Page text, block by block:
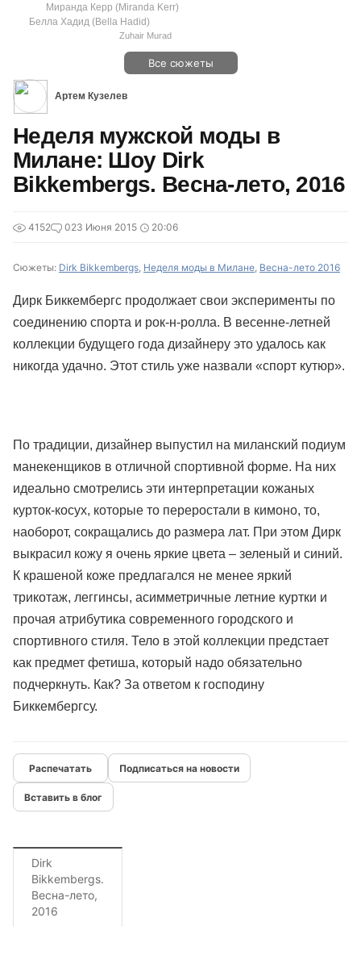
Миранда Керр (Miranda Kerr)
Белла Хадид (Bella Hadid)
Zuhair Murad
Все сюжеты
Артем Кузелев
Неделя мужской моды в
Милане: Шоу Dirk
Bikkembergs. Весна-лето, 2016
4152 023 Июня 2015 20:06
Сюжеты: Dirk Bikkembergs, Неделя моды в Милане, Весна-лето 2016
Дирк Биккембергс продолжает свои эксперименты по
соединению спорта и рок-н-ролла. В весенне-летней
коллекции будущего года дизайнеру это удалось как
никогда удачно. Этот стиль уже назвали «спорт кутюр».
По традиции, дизайнер выпустил на миланский подиум
манекенщиков в отличной спортивной форме. На них
идеально смотрелись эти интерпретации кожаных
курток-косух, которые то переростали в кимоно, то,
наоборот, сокращались до размера лат. При этом Дирк
выкрасил кожу я очень яркие цвета – зеленый и синий.
К крашеной коже предлагался не менее яркий
трикотаж, леггинсы, асимметричные летние куртки и
прочая атрибутика современного городского и
спортивного стиля. Тело в этой коллекции предстает
как предмет фетиша, который надо обязательно
подчеркнуть. Как? За ответом к господину
Биккембергсу.
Подписаться на новости
Вставить в блог
Dirk
Bikkembergs.
Весна-лето,
2016